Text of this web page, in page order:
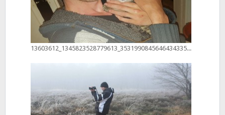
13603612_1345823528779613_3531990845646434335_o